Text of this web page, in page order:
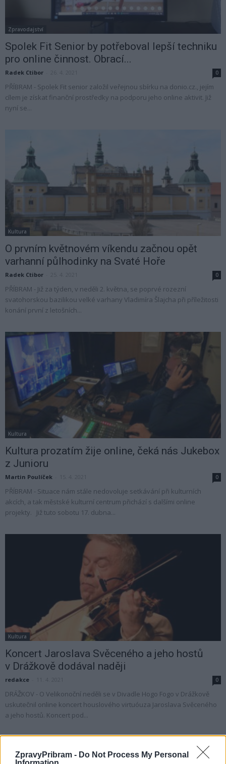
ZpravyPribram - Do Not Process My Personal
Zpravodajství
Spolek Fit Senior by potřeboval lepší techniku
pro online činnost. Obrací...
Radek Ctibor 0
PŘÍBRAM - Spolek Fit senior založil veřejnou sbírku na donio.cz., jejím
cílem je získat finanční prostředky na podporu jeho online aktivit. Již
nyní se...
Kultura
O prvním květnovém víkendu začnou opět
varhanní půlhodinky na Svaté Hoře
Radek Ctibor 0
PŘÍBRAM - Již za týden, v neděli 2. května, se poprvé rozezní
svatohorskou bazilikou velké varhany Vladimíra Šlajcha při příležitosti
konání první z letošních...
Kultura
Kultura prozatím žije online, čeká nás Jukebox
z Junioru
Martin Poulíček 0
PŘÍBRAM - Situace nám stále nedovoluje setkávání při kulturních
akcích, a tak městské kulturní centrum přichází s dalšími online
projekty. Již tuto sobotu 17. dubna...
Kultura
Koncert Jaroslava Svěceného a jeho hostů
v Drážkově dodával naději
redakce 0
DRÁŽKOV - O Velikonoční neděli se v Divadle Hogo Fogo v Drážkově
uskutečnil online koncert houslového virtuóuza Jaroslava Svěceného
a jeho hostů. Koncert pod...